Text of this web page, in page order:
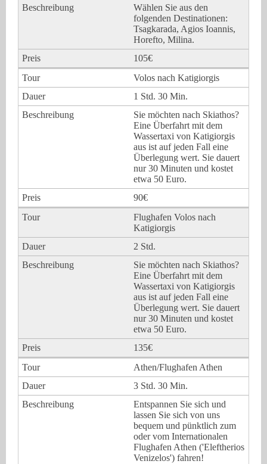
Wählen Sie aus den
folgenden Destinationen:
Tsagkarada, Agios Ioannis,
Horefto, Milina.
105€
Volos nach Katigiorgis
1 Std. 30 Min.
Sie möchten nach Skiathos?
Eine Überfahrt mit dem
Wassertaxi von Katigiorgis
aus ist auf jeden Fall eine
Überlegung wert. Sie dauert
nur 30 Minuten und kostet
etwa 50 Euro.
90€
Flughafen Volos nach
Katigiorgis
2 Std.
Sie möchten nach Skiathos?
Eine Überfahrt mit dem
Wassertaxi von Katigiorgis
aus ist auf jeden Fall eine
Überlegung wert. Sie dauert
nur 30 Minuten und kostet
etwa 50 Euro.
135€
Athen/Flughafen Athen
3 Std. 30 Min.
Entspannen Sie sich und
lassen Sie sich von uns
bequem und pünktlich zum
oder vom Internationalen
Flughafen Athen ('Eleftherios
Venizelos') fahren!